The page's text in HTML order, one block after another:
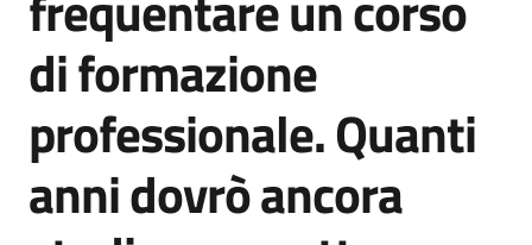
e
trasparenza
Domande
frequenti
(FAQ)
di formazione
professionale. Quanti
anni dovrò ancora